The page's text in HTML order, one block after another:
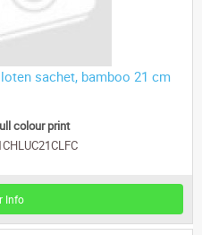
sachet, bamboo 21 cm
colour print
Info